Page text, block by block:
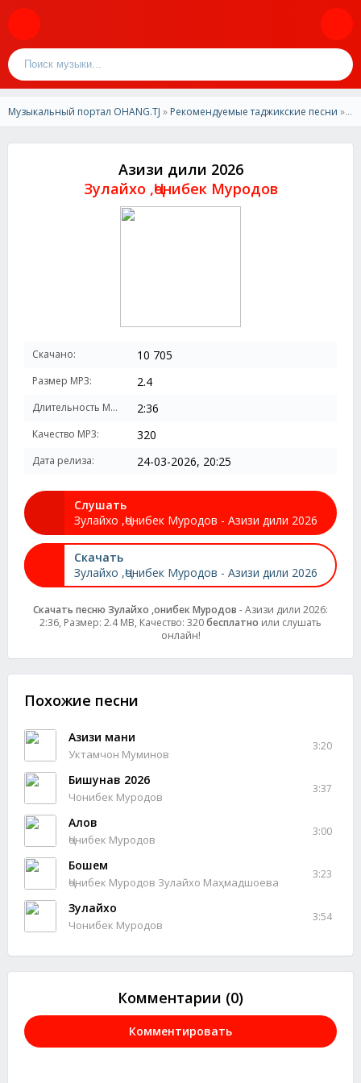
Музыкальный портал OHANG.TJ » Рекомендуемые таджикские песни » Зулайхо ,Ҷонибек Муродов - Азизи дили 2026
Азизи дили 2026
Зулайхо ,Ҷонибек Муродов
Скачано: 10 705
Размер MP3: 2.4
Длительность MP3: 2:36
Качество MP3: 320
Дата релиза: 24-03-2026, 20:25
Слушать
Зулайхо ,Ҷонибек Муродов - Азизи дили 2026
Скачать
Зулайхо ,Ҷонибек Муродов - Азизи дили 2026
Скачать песню Зулайхо ,Ҷонибек Муродов - Азизи дили 2026:
2:36, Размер: 2.4 MB, Качество: 320бесплатно или слушать
онлайн!
Похожие песни
Азизи мани
Уктамчон Муминов
3:20
Бишунав 2026
Чонибек Муродов
3:37
Алов
Ҷонибек Муродов
3:00
Бошем
Ҷонибек Муродов Зулайхо Маҳмадшоева
3:23
Зулайхо
Чонибек Муродов
3:54
Комментарии (0)
Комментировать